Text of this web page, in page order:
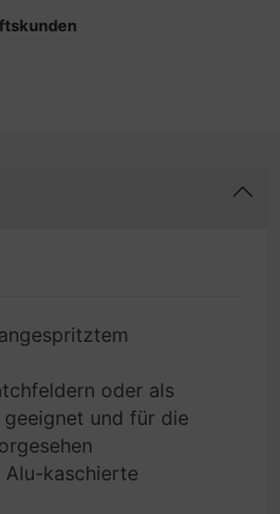
oder als
geeignet und für die
Alu-kaschierte